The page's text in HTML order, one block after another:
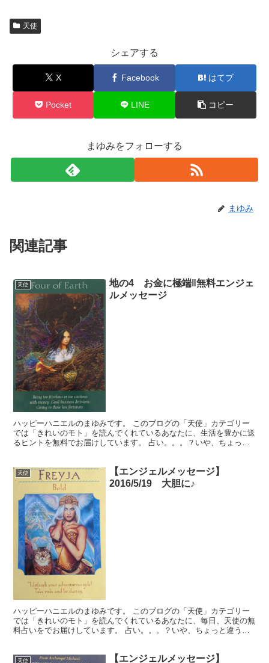
天使
シェアする
X Facebook はてブ
Pocket LINE コピー
まゆみをフォローする
まゆみ
関連記事
天使
地の4 お金に極端‖無料エンジェ
ルメッセージ
ハッピーハニエルのまゆみです。 このブログの「天使」カテゴリー
では「きれいのモト」を読んでくれているあなたに、生活を豊かに送
るヒントを無料でお届けしています。 占い。。。？いや、ちょっと
天使
【エンジェルメッセージ】
2016/5/19 大胆に♪
ハッピーハニエルのまゆみです。 このブログの「天使」カテゴリー
では「きれいのモト」を読んでくれているあなたに、毎日、天使の無
料占いをでお届けしています。 占い。。。？いや、ちょっと違うか
天使
【エンジェルメッセージ】